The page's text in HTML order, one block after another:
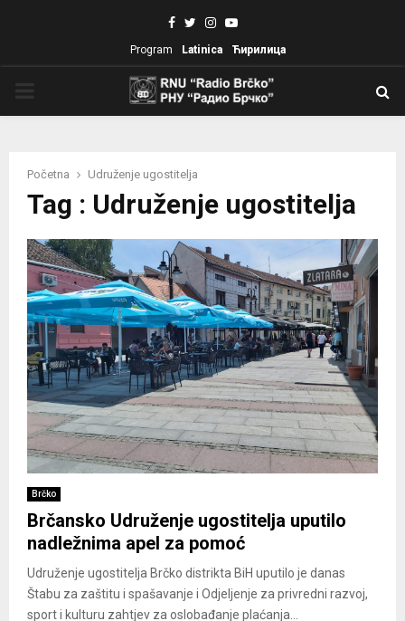
Facebook
TwitterInstagram
Youtube
Program Latinica Ћирилица
Početna Udruženje ugostitelja
Tag : Udruženje ugostitelja
Brčko
Brčansko Udruženje ugostitelja uputilo
nadležnima apel za pomoć
Udruženje ugostitelja Brčko distrikta BiH uputilo je danas
Štabu za zaštitu i spašavanje i Odjeljenje za privredni razvoj,
sport i kulturu zahtjev za oslobađanje plaćanja...